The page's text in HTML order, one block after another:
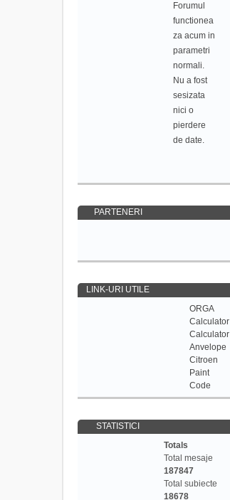
Forumul
functionea
za acum in
parametri
normali.
Nu a fost
sesizata
nici o
pierdere
de date.
PARTENERI
LINK-URI UTILE
ORGA
Calculator
Calculator
Anvelope
Citroen
Paint
Code
STATISTICI
Totals
Total mesaje
187847
Total subiecte
18678